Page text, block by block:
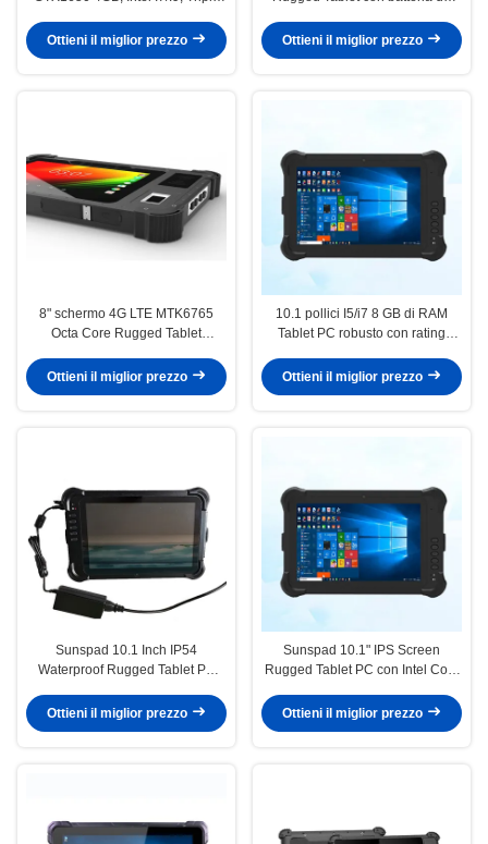
Ottieni il miglior prezzo
industriale
Ottieni il miglior prezzo
8" schermo 4G LTE MTK6765
Octa Core Rugged Tablet
11 e impronta digitale biometrica
Ottieni il miglior prezzo
10.1 pollici I5/i7 8 GB di RAM
Tablet PC robusto con rating
SSD per uso industriale
Ottieni il miglior prezzo
Sunspad 10.1 Inch IP54
Waterproof Rugged Tablet PC
128GB SSD per uso industriale
Ottieni il miglior prezzo
Sunspad 10.1" IPS Screen
Rugged Tablet PC con Intel Core
SSD Industrial Tablet PC
Ottieni il miglior prezzo